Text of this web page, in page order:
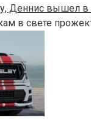
Деннис вышел
в свете